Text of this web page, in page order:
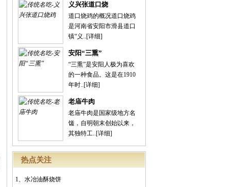
义兴张道口烧
道口烧鸡的概况道口烧鸡
是河南省安阳市滑县道口
镇“义..[详细]
安阳“三熏”
“三熏”是安阳人极为喜欢
的一种食品。这是在1910
年时..[详细]
老庙牛肉
老庙牛肉是国家级地方名
馐，自明朝末创始以来，
其独特工..[详细]
热点关注
1、 水冶油酥烧饼